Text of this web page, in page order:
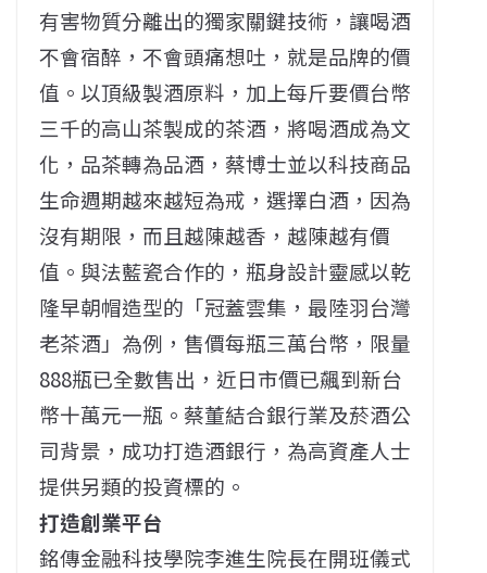
有害物質分離出的獨家關鍵技術，讓喝酒
不會宿醉，不會頭痛想吐，就是品牌的價
值。以頂級製酒原料，加上每斤要價台幣
三千的高山茶製成的茶酒，將喝酒成為文
化，品茶轉為品酒，蔡博士並以科技商品
生命週期越來越短為戒，選擇白酒，因為
沒有期限，而且越陳越香，越陳越有價
值。與法藍瓷合作的，瓶身設計靈感以乾
隆早朝帽造型的「冠蓋雲集，最陸羽台灣
老茶酒」為例，售價每瓶三萬台幣，限量
888瓶已全數售出，近日市價已飆到新台
幣十萬元一瓶。蔡董結合銀行業及菸酒公
司背景，成功打造酒銀行，為高資產人士
提供另類的投資標的。
打造創業平台
銘傳金融科技學院李進生院長在開班儀式